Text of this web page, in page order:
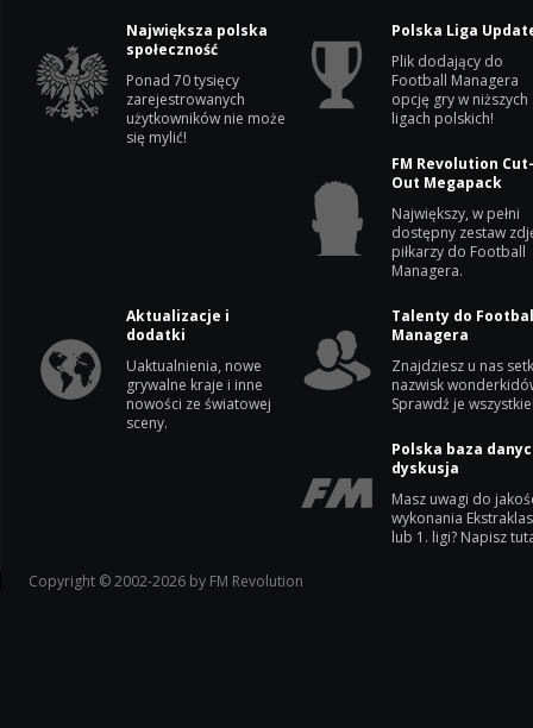
Największa polska
społeczność
Ponad 70 tysięcy
zarejestrowanych
użytkowników nie może
się mylić!
Polska Liga
Plik dodający do
Football Managera
opcję gry w niższych
ligach polskich!
FM Revolution
Out Megapack
Największy, w pełni
dostępny zestaw
piłkarzy do Football
Managera.
Aktualizacje i
dodatki
Uaktualnienia, nowe
grywalne kraje i inne
nowości ze światowej
sceny.
Talenty do
Managera
Znajdziesz u nas
nazwisk
Sprawdź je
Polska baza
dyskusja
Masz uwagi do
wykonania
lub 1. ligi? Napisz
Copyright © 2002-2026 by FM Revolution